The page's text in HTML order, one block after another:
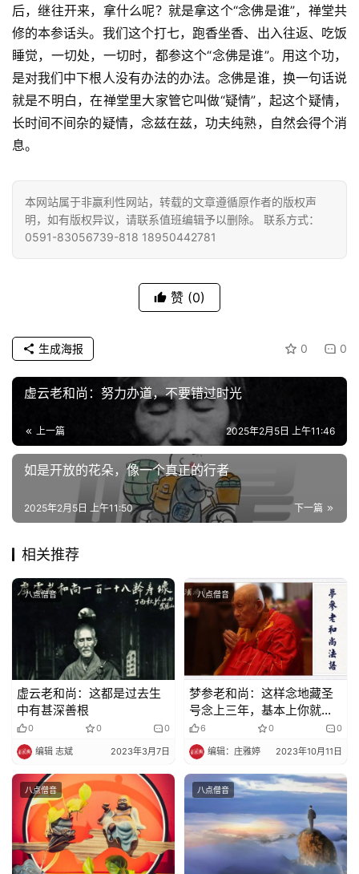
公
益
慈
善
佛
教
物
寺
院
频
纪
佛
教
术
政
策
法
免
责
声
明
后，继往开来，拿什么呢？就是拿这个“念佛是谁”，禅堂共
修的本参话头。我们这个打七，跑香坐香、出入往返、吃饭
睡觉，一切处，一切时，都参这个“念佛是谁”。用这个功，
是对我们中下根人没有办法的办法。念佛是谁，换一句话说
就是不明白，在禅堂里大家管它叫做“疑情”，起这个疑情，
长时间不间杂的疑情，念兹在兹，功夫纯熟，自然会得个消
息。
本网站属于非赢利性网站，转载的文章遵循原作者的版权声
明，如有版权异议，请联系值班编辑予以删除。 联系方式：
0591-83056739-818 18950442781
赞 (0)
0 0
生成海报
虚云老和尚：努力办道，不要错过时光
上一篇 2025年2月5日 上午11:46
如是开放的花朵，像一个真正的行者
下一篇
2025年2月5日 上午11:50
相关推荐
八点僧音
虚云老和尚：这都是过去生
中有甚深善根
0 0 0
编辑 志斌 2023年3月7日
八点僧音
梦参老和尚：这样念地藏圣
号念上三年，基本上你就得
到成就了
6 0 0
编辑：庄雅婷 2023年10月11日
八点僧音 八点僧音